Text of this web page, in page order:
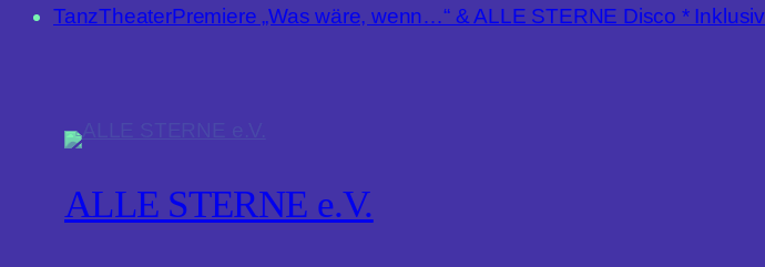
TanzTheaterPremiere „Was wäre, wenn…“ & ALLE STERNE Disco * Inklusiv
ALLE STERNE e.V.